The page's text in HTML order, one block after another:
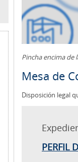
Pincha encima de
Mesa de
Disposición legal
PERFIL